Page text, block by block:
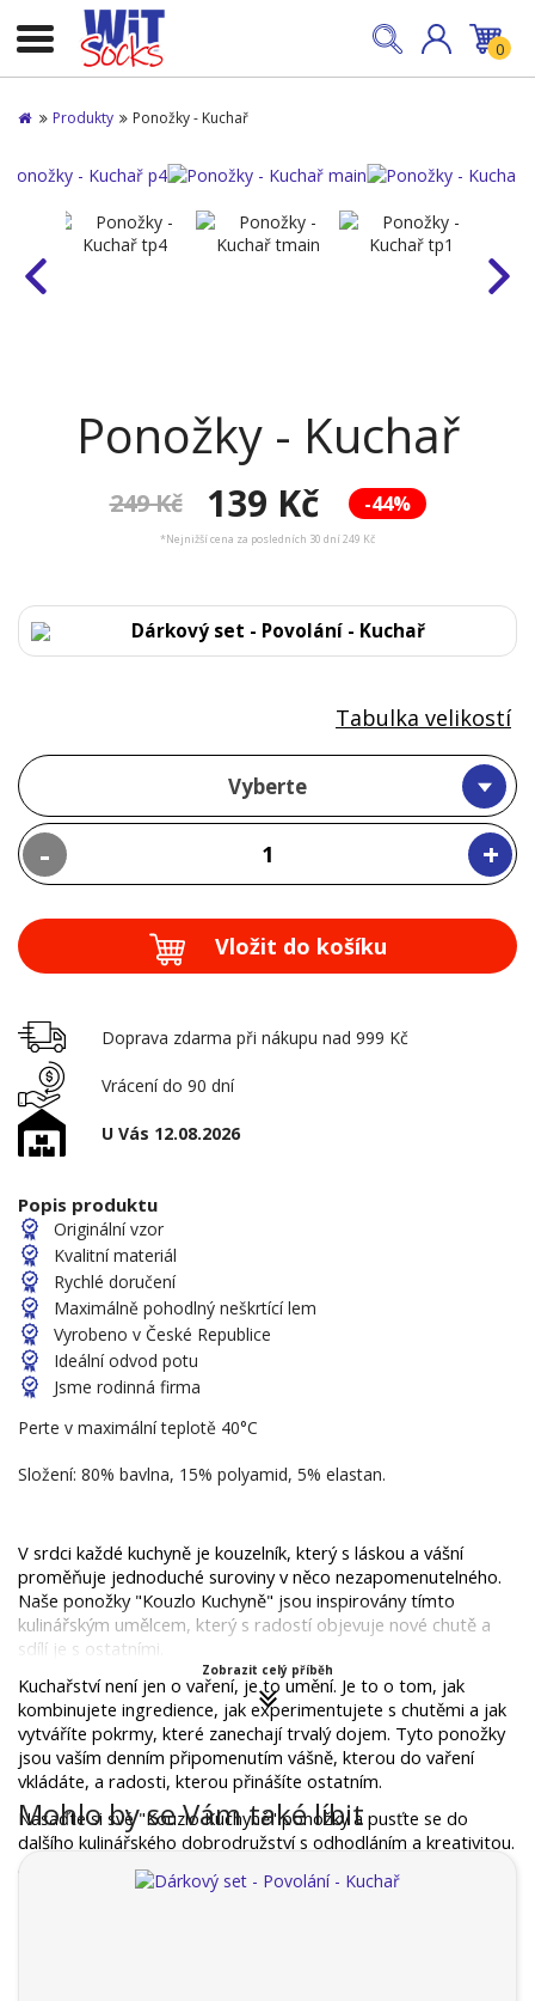
0
Produkty Ponožky - Kuchař
Ponožky - Kuchař
-44%
249 Kč 139 Kč
*Nejnižší cena za posledních 30 dní 249 Kč
Dárkový set - Povolání - Kuchař
Vyberte
- +
Tabulka velikostí
Vložit do košíku
Doprava zdarma při nákupu nad 999 Kč
Vrácení do 90 dní
U Vás 12.08.2026
Popis produktu
Originální vzor
Kvalitní materiál
Rychlé doručení
Maximálně pohodlný neškrtící lem
Vyrobeno v České Republice
Ideální odvod potu
Jsme rodinná firma
Perte v maximální teplotě 40°C
Složení: 80% bavlna, 15% polyamid, 5% elastan.
V srdci každé kuchyně je kouzelník, který s láskou a vášní
proměňuje jednoduché suroviny v něco nezapomenutelného.
Naše ponožky "Kouzlo Kuchyně" jsou inspirovány tímto
kulinářským umělcem, který s radostí objevuje nové chutě a
sdílí je s ostatními.
Kuchařství není jen o vaření, je to umění. Je to o tom, jak
kombinujete ingredience, jak experimentujete s chutěmi a jak
vytváříte pokrmy, které zanechají trvalý dojem. Tyto ponožky
jsou vaším denním připomenutím vášně, kterou do vaření
vkládáte, a radosti, kterou přinášíte ostatním.
Nasaďte si své "Kouzlo Kuchyně" ponožky a pusťte se do
dalšího kulinářského dobrodružství s odhodláním a kreativitou.
Ať už jste doma, v restauraci nebo na kulinářském kurzu, tyto
ponožky vás inspirují k tomu, abyste objevovali nové chutě a
Zobrazit celý příběh
Mohlo by se Vám také líbit